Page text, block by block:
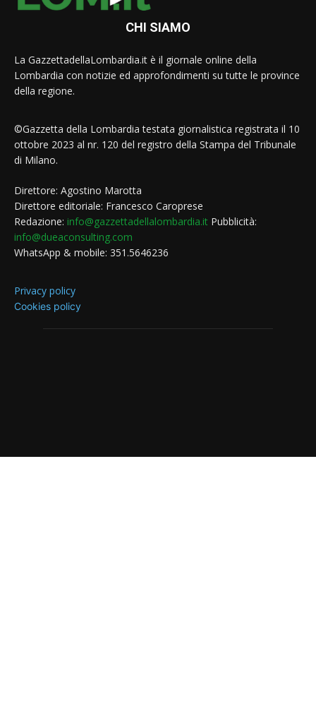
CHI SIAMO
La GazzettadellaLombardia.it è il giornale online della
Lombardia con notizie ed approfondimenti su tutte le province
della regione.
©Gazzetta della Lombardia testata giornalistica registrata il 10
ottobre 2023 al nr. 120 del registro della Stampa del Tribunale
di Milano.
Direttore: Agostino Marotta
Direttore editoriale: Francesco Caroprese
Redazione: info@gazzettadellalombardia.it Pubblicità:
info@dueaconsulting.com
WhatsApp & mobile: 351.5646236
Privacy policy
Cookies policy